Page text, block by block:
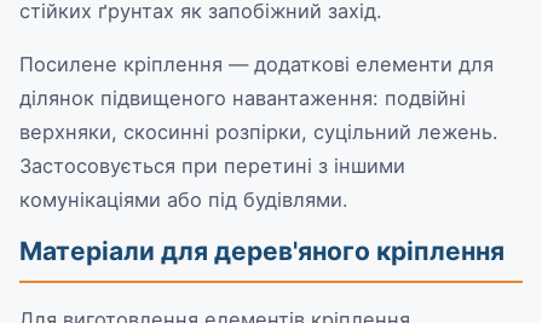
стійких ґрунтах як запобіжний захід.
Посилене кріплення — додаткові елементи для
ділянок підвищеного навантаження: подвійні
верхняки, скосинні розпірки, суцільний лежень.
Застосовується при перетині з іншими
комунікаціями або під будівлями.
Матеріали для дерев'яного кріплення